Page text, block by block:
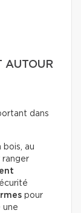
AUTOUR
dans
bois, au
ranger
pour
une